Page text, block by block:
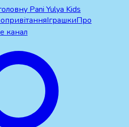
Pani Yulya Kids
ІграшкиПро
канал